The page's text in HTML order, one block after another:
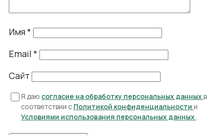
Имя*
Email *
Сайт
Я даю согласие на обработку персональных данных в
соответствии с Политикой конфиденциальности и
Условиями использования персональных данных .